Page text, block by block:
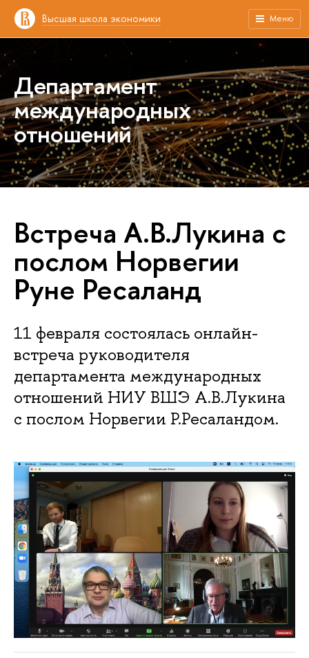
Высшая школа экономики Меню
Департамент
международных
отношений
Встреча А.В.Лукина с
послом Норвегии
Руне Ресаланд
11 февраля состоялась онлайн-
встреча руководителя
департамента международных
отношений НИУ ВШЭ А.В.Лукина
с послом Норвегии Р.Ресаландом.